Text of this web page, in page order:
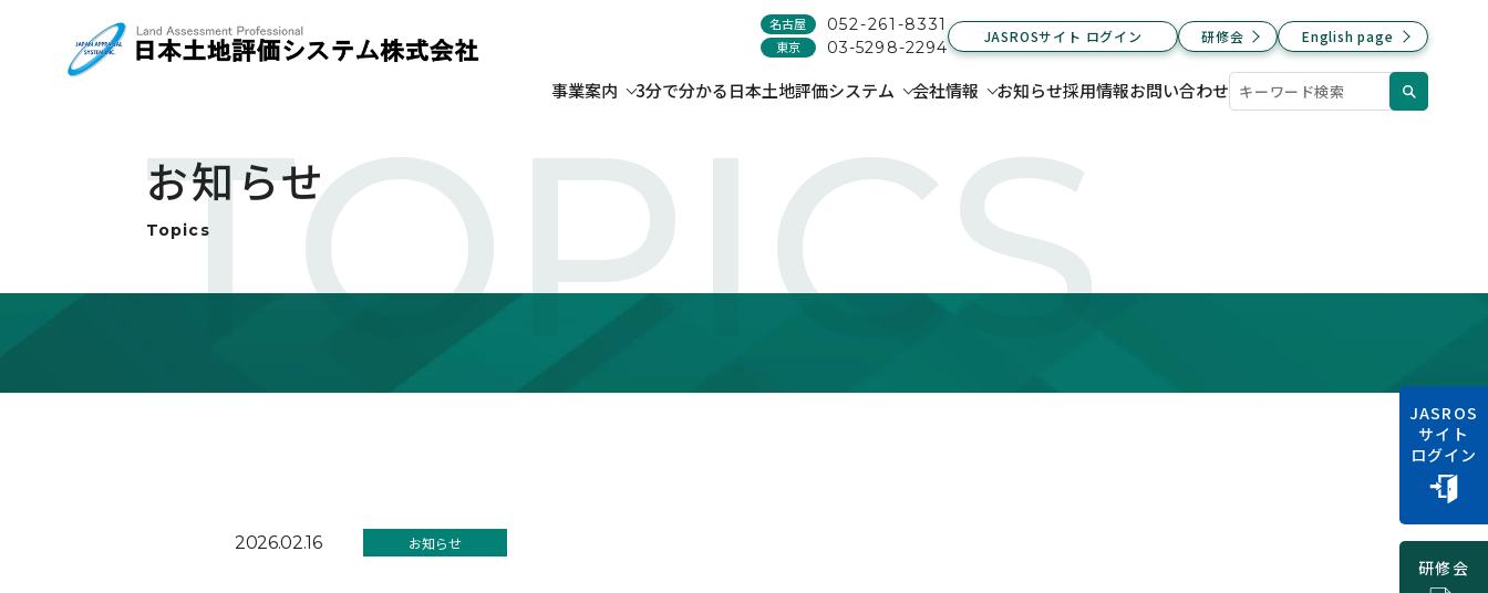
名古屋 052-261-8331
東京 03-5298-2294
JASROSサイト ログイン 研修会 English page
事業案内 3分で分かる日本土地評価システム 会社情報 お知らせ採用情報お問い合わせ
JASROS
サイト
ログイン
研修会
TOPICS
お知らせ
Topics
2026.02.16 お知らせ